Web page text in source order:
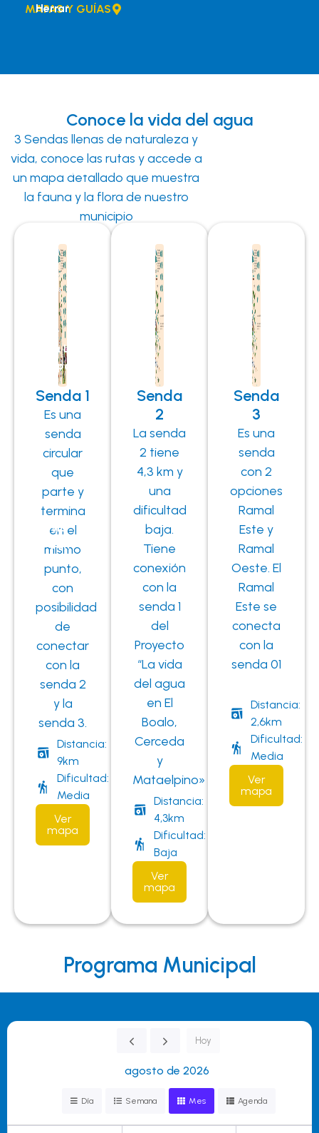
Herrar
La pedriza
Ruta Los
Chaparrales
Iglesia
de San
Sebastián
MAPAS Y GUÍAS
Conoce la vida del agua
3 Sendas llenas de naturaleza y
vida, conoce las rutas y accede a
un mapa detallado que muestra
la fauna y la flora de nuestro
municipio
Senda 1
Es una
senda
circular
que
parte y
termina
en el
mismo
punto,
con
posibilidad
de
conectar
con la
senda 2
y la
senda 3.
Distancia:
9km
Dificultad:
Media
Ver
mapa
Senda
2
La senda
2 tiene
4,3 km y
una
dificultad
baja.
Tiene
conexión
con la
senda 1
del
Proyecto
“La vida
del agua
en El
Boalo,
Cerceda
y
Mataelpino»
Distancia:
4,3km
Dificultad:
Baja
Ver
mapa
Senda
3
Es una
senda
con 2
opciones
Ramal
Este y
Ramal
Oeste. El
Ramal
Este se
conecta
con la
senda 01
Distancia:
2,6km
Dificultad:
Media
Ver
mapa
Programa Municipal
Hoy
agosto de 2026
Día Semana Mes Agenda